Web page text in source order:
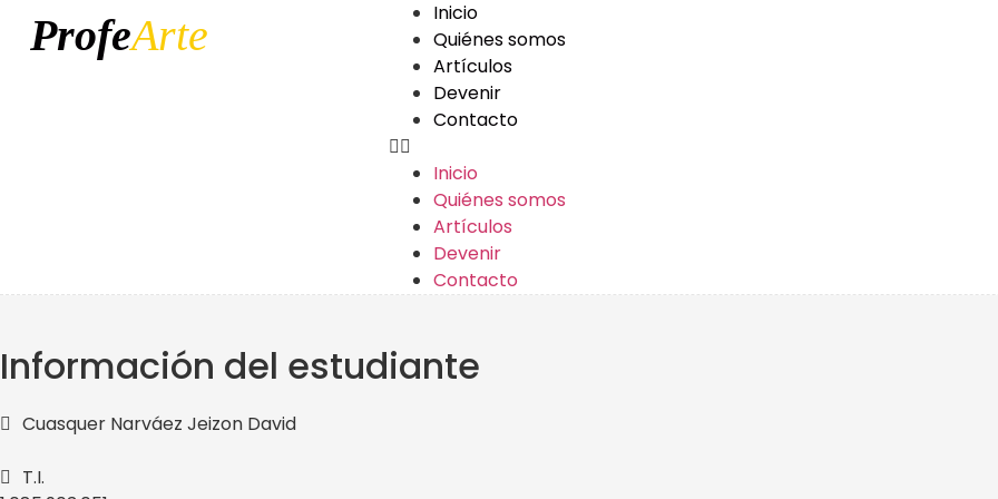
ProfeArte
Inicio
Quiénes somos
Artículos
Devenir
Contacto
Inicio
Quiénes somos
Artículos
Devenir
Contacto
Información del estudiante
Cuasquer Narváez Jeizon David
T.I.